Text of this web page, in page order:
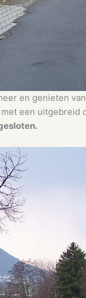
en genieten
een uitgebreid